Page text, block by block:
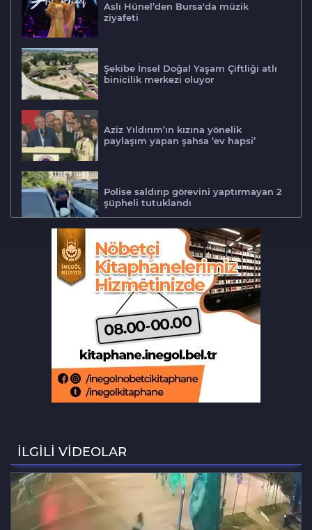
Aslı Hünel’den Bursa'da müzik
ziyafeti
Şekibe İnsel Doğal Yaşam Çiftliği atlı
binicilik merkezi oluyor
Aziz Yıldırım’ın kızına yönelik
paylaşım yapan şahsa ‘ev hapsi’
Polise saldırıp görevini yaptırmayan 2
şüpheli tutuklandı
Tarihi eser kaçakçısı Bursa'da sert
kayaya çarptı
‘Hayat 112 Acil’ mobil uygulaması
kamu spotu yayında
Bursa ekonomisinde tarihi dönüşüm
hamlesi resmen başladı
savaş alanına çevirdi
Bursa'daki feci kazada bir kurtuluş, bir
İLGİLİ VİDEOLAR